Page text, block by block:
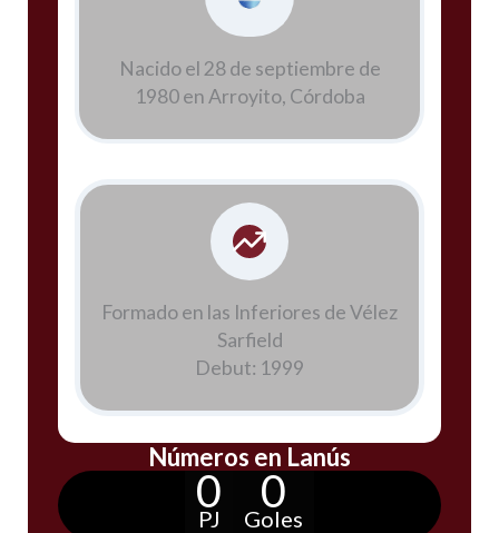
Nacido el 28 de septiembre de
1980 en Arroyito, Córdoba
Formado en las Inferiores de Vélez
Sarfield
Debut: 1999
Números en Lanús
0
PJ
0
Goles